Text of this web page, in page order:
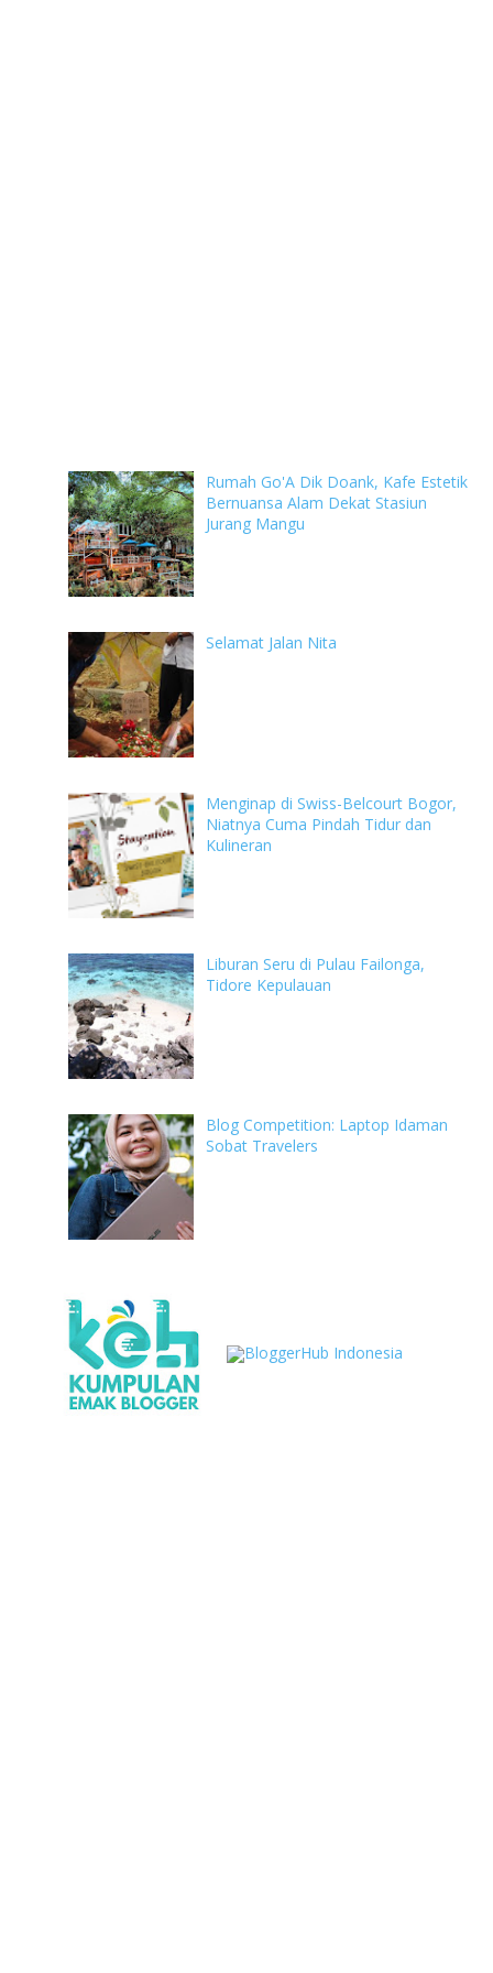
Rumah Go'A Dik Doank, Kafe Estetik
Bernuansa Alam Dekat Stasiun
Jurang Mangu
Selamat Jalan Nita
Menginap di Swiss-Belcourt Bogor,
Niatnya Cuma Pindah Tidur dan
Kulineran
Liburan Seru di Pulau Failonga,
Tidore Kepulauan
Blog Competition: Laptop Idaman
Sobat Travelers